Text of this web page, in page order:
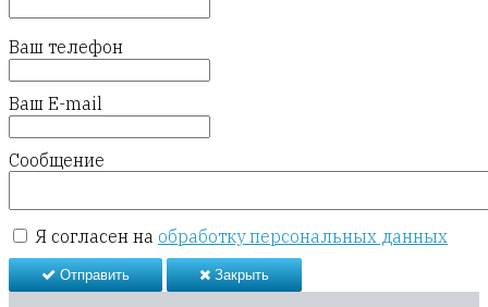
Ваш телефон
Ваш E-mail
Сообщение
Я согласен на обработку персональных данных
Отправить Закрыть